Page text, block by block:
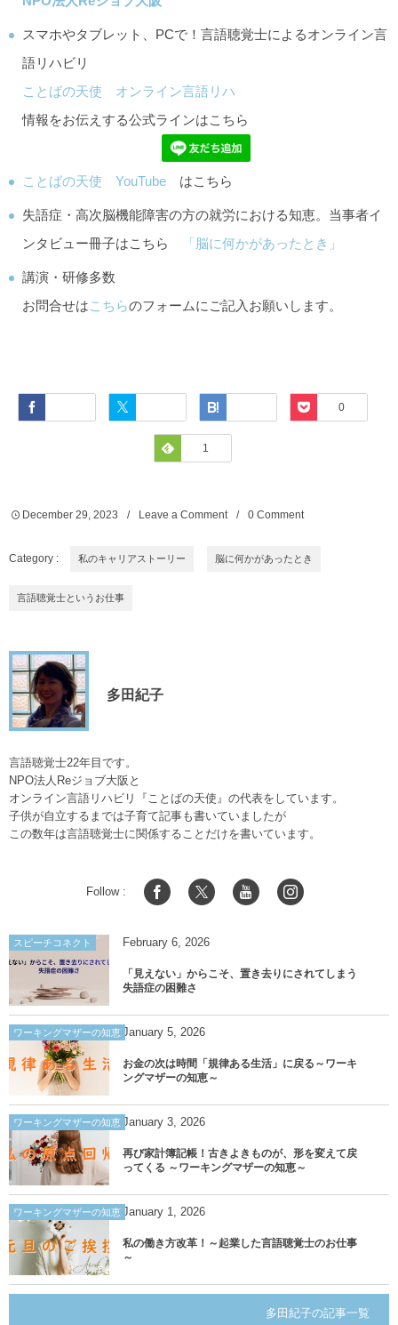
スマホやタブレット、PCで！言語聴覚士によるオンライン言
語リハビリ
ことばの天使 オンライン言語リハ
情報をお伝えする公式ラインはこちら
ことばの天使 YouTube はこちら
失語症・高次脳機能障害の方の就労における知恵。当事者イ
ンタビュー冊子はこちら
「脳に何かがあったとき」
講演・研修多数
お問合せはこちらのフォームにご記入お願いします。
Pocket
0
Feedly
1
December 29,2023 Leave a Comment 0 Comment
Category : 私のキャリアストーリー 脳に何かがあったとき
言語聴覚士というお仕事
多田紀子
言語聴覚士22年目です。
NPO法人Reジョブ大阪と
オンライン言語リハビリ『ことばの天使』の代表をしています。
子供が自立するまでは子育て記事も書いていましたが
この数年は言語聴覚士に関係することだけを書いています。
Follow :
スピーチコネクト February 6, 2026
「見えない」からこそ、置き去りにされてしまう
失語症の困難さ
ワーキングマザーの知恵 January 5, 2026
お金の次は時間「規律ある生活」に戻る～ワーキ
ングマザーの知恵～
ワーキングマザーの知恵 January 3, 2026
再び家計簿記帳！古きよきものが、形を変えて戻
ってくる ～ワーキングマザーの知恵～
ワーキングマザーの知恵 January 1, 2026
私の働き方改革！～起業した言語聴覚士のお仕事
～
多田紀子の記事一覧